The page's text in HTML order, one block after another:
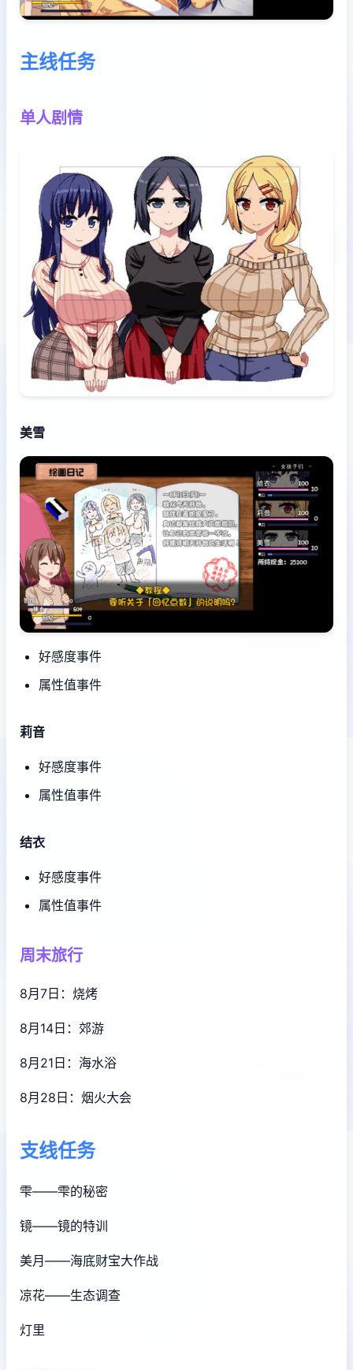
主线任务
单人剧情
美雪
好感度事件
属性值事件
莉音
好感度事件
属性值事件
结衣
好感度事件
属性值事件
周末旅行
8月7日：烧烤
8月14日：郊游
8月21日：海水浴
8月28日：烟火大会
支线任务
雫——雫的秘密
镜——镜的特训
美月——海底财宝大作战
凉花——生态调查
灯里